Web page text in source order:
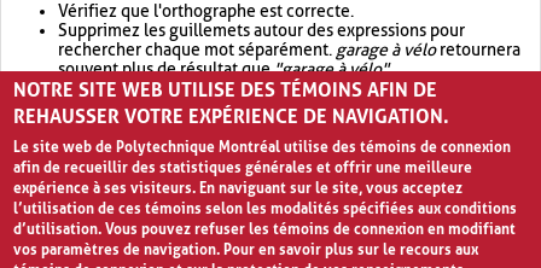
Vérifiez que l'orthographe est correcte.
Supprimez les guillemets autour des expressions pour
rechercher chaque mot séparément. garage à véloretournera
souvent plus de résultat que"garage à vélo".
Envisagez d'élargir votre recherche avec OR.garage OR vélo
retournera souvent plus de résultat quegarage à vélo
NOTRE SITE WEB UTILISE DES TÉMOINS AFIN DE
REHAUSSER VOTRE EXPÉRIENCE DE NAVIGATION.
Le site web de Polytechnique Montréal utilise des témoins de connexion
afin de recueillir des statistiques générales et offrir une meilleure
expérience à ses visiteurs. En naviguant sur le site, vous acceptez
l’utilisation de ces témoins selon les modalités spécifiées aux conditions
d’utilisation. Vous pouvez refuser les témoins de connexion en modifiant
vos paramètres de navigation. Pour en savoir plus sur le recours aux